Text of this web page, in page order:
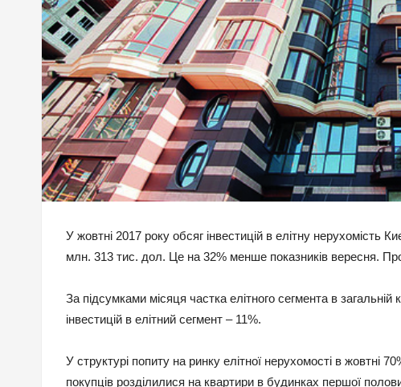
У жовтні 2017 року обсяг інвестицій в елітну нерухомість
млн. 313 тис. дол. Це на 32% менше показників вересня.
За підсумками місяця частка елітного сегмента в
інвестицій в елітний сегмент – 11%.
У структурі попиту на ринку елітної нерухомості в жовтні
покупців розділилися на квартири в будинках першої